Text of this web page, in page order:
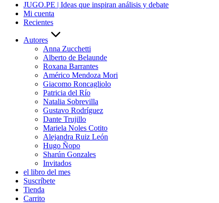
JUGO.PE | Ideas que inspiran análisis y debate
Mi cuenta
Recientes
Autores
Anna Zucchetti
Alberto de Belaunde
Roxana Barrantes
Américo Mendoza Mori
Giacomo Roncagliolo
Patricia del Río
Natalia Sobrevilla
Gustavo Rodríguez
Dante Trujillo
Mariela Noles Cotito
Alejandra Ruiz León
Hugo Ñopo
Sharún Gonzales
Invitados
el libro del mes
Suscríbete
Tienda
Carrito